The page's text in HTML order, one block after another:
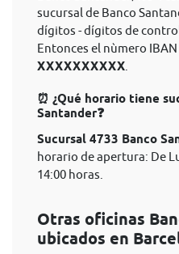
sucursal de Banco
dígitos - dígitos de
Entonces el nùmero
XXXXXXXXXX
⏰ ¿Qué horario tiene
Santander❓
Sucursal 4733 Banco
horario de apertura: De
14:00 horas.
Otras oficinas
ubicados en